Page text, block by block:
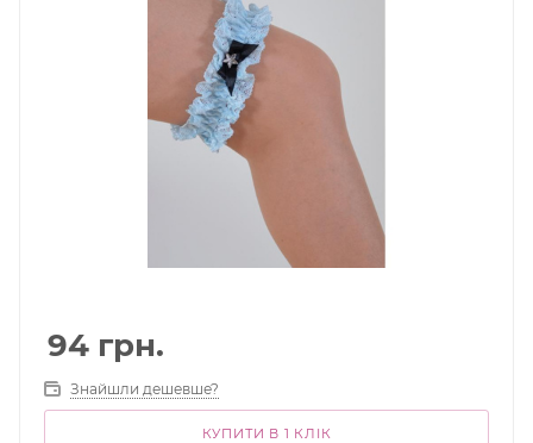
94 грн.
Знайшли дешевше?
КУПИТИ В 1 КЛІК